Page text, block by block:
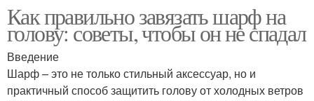
Как правильно завязать шарф на
голову: советы, чтобы он не спадал
Введение
Шарф – это не только стильный аксессуар, но и
практичный способ защитить голову от холодных ветров